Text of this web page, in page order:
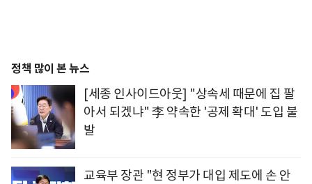
정책 많이 본 뉴스
[세종 인사이드아웃] "상속세 때문에 집 팔
아서 되겠냐" 李 약속한 '공제 확대' 도입 불
발
교육부 장관 "현 정부가 대입 제도에 손 안